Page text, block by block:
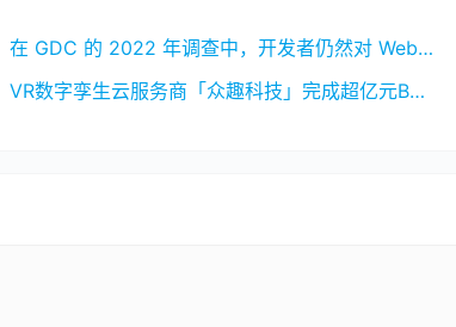
在 GDC 的 2022 年调查中，开发者仍然对 Web3 持怀疑态度
VR数字孪生云服务商「众趣科技」完成超亿元B轮融资